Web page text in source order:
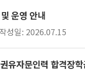
운영 안내
작성일: 2026.07.15
자문인력 합격장